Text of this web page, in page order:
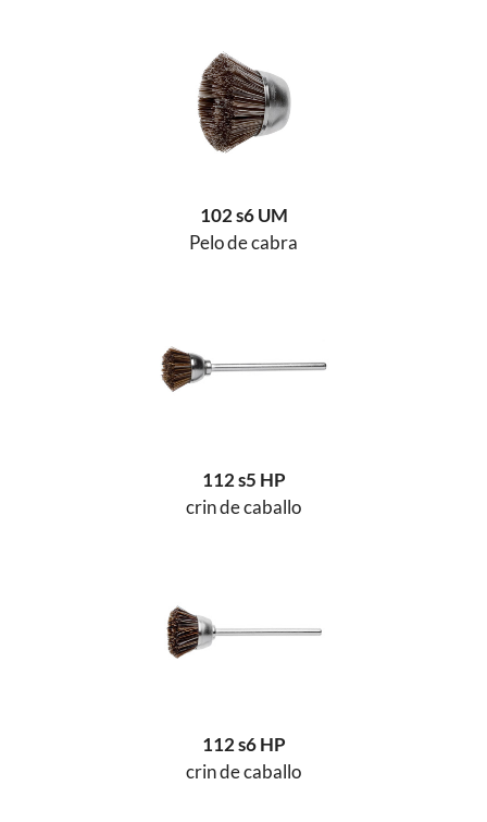
102 s6 UM
Pelo de cabra
112 s5 HP
crin de caballo
112 s6 HP
crin de caballo